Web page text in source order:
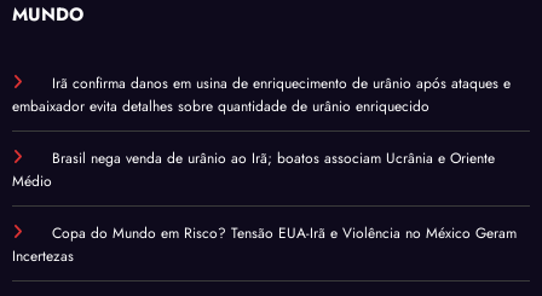
MUNDO
Irã confirma danos em usina de enriquecimento de urânio após ataques e
embaixador evita detalhes sobre quantidade de urânio enriquecido
Brasil nega venda de urânio ao Irã; boatos associam Ucrânia e Oriente
Médio
Copa do Mundo em Risco? Tensão EUA-Irã e Violência no México Geram
Incertezas